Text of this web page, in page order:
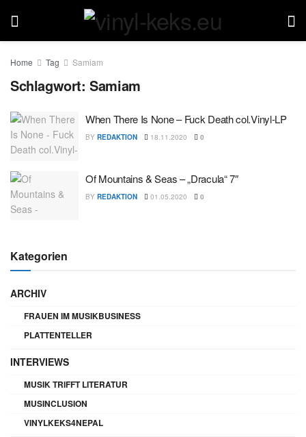
Home Tag Samiam
Schlagwort:Samiam
When There Is None – Fuck Death col.Vinyl-LP
BY REDAKTION 18.11.2020 0
Of Mountains & Seas – „Dracula“ 7″
BY REDAKTION 01.05.2020 0
Kategorien
ARCHIV
FRAUEN IM MUSIKBUSINESS
PLATTENTELLER
INTERVIEWS
MUSIK TRIFFT LITERATUR
MUSINCLUSION
VINYLKEKS4NEPAL